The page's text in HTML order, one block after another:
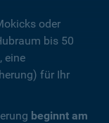
oder
bis 50
eine
für Ihr
beginnt am